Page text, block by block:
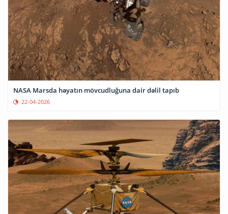
NASA Marsda həyatın mövcudluğuna dair dəlil tapıb
22-04-2026